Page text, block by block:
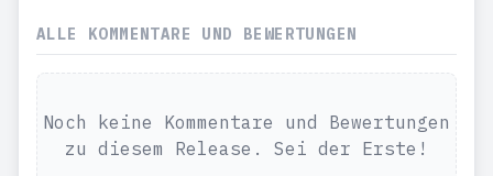
ALLE KOMMENTARE UND BEWERTUNGEN
Noch keine Kommentare und Bewertungen
zu diesem Release. Sei der Erste!